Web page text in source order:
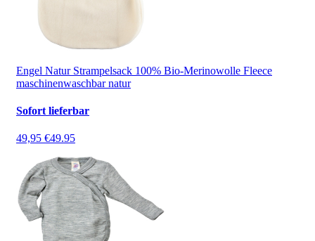
Engel Natur Strampelsack 100% Bio-Merinowolle Fleece
maschinenwaschbar natur
Sofort lieferbar
49,95 €49.95